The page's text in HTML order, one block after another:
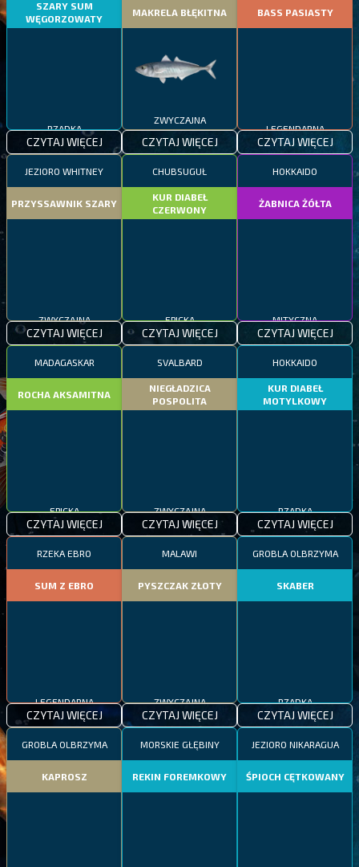
SZARY SUM
WĘGORZOWATY
CZYTAJ WIĘCEJ
MAKRELA BŁĘKITNA
ZWYCZAJNA
CZYTAJ WIĘCEJ
BASS PASIASTY
CZYTAJ WIĘCEJ
JEZIORO WHITNEY
PRZYSSAWNIK SZARY
CZYTAJ WIĘCEJ
CHUBSUGUŁ
KUR DIABEŁ
CZERWONY
CZYTAJ WIĘCEJ
HOKKAIDO
ŻABNICA ŻÓŁTA
CZYTAJ WIĘCEJ
MADAGASKAR
ROCHA AKSAMITNA
CZYTAJ WIĘCEJ
SVALBARD
NIEGŁADZICA
POSPOLITA
CZYTAJ WIĘCEJ
HOKKAIDO
KUR DIABEŁ
MOTYLKOWY
CZYTAJ WIĘCEJ
RZEKA EBRO
SUM Z EBRO
CZYTAJ WIĘCEJ
MALAWI
PYSZCZAK ZŁOTY
CZYTAJ WIĘCEJ
GROBLA OLBRZYMA
SKABER
CZYTAJ WIĘCEJ
GROBLA OLBRZYMA
KAPROSZ
MORSKIE GŁĘBINY
REKIN FOREMKOWY
JEZIORO NIKARAGUA
ŚPIOCH CĘTKOWANY